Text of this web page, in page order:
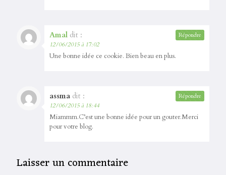
Amal dit :
12/06/2015 à 17:02
Une bonne idée ce cookie. Bien beau en plus.
Répondre
assma dit :
12/06/2015 à 18:44
Miammm.C’est une bonne idée pour un gouter.Merci
pour votre blog.
Répondre
Laisser un commentaire